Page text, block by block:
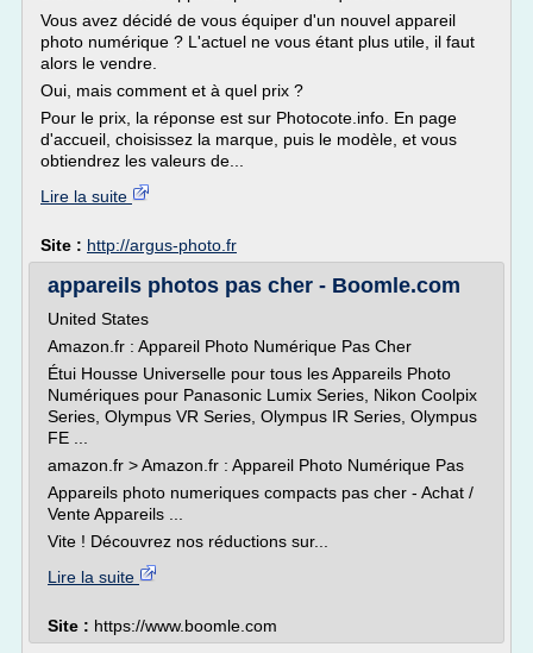
Vous avez décidé de vous équiper d'un nouvel appareil
photo numérique ? L'actuel ne vous étant plus utile, il faut
alors le vendre.
Oui, mais comment et à quel prix ?
Pour le prix, la réponse est sur Photocote.info. En page
d'accueil, choisissez la marque, puis le modèle, et vous
obtiendrez les valeurs de...
Lire la suite
Site : http://argus-photo.fr
appareils photos pas cher - Boomle.com
United States
Amazon.fr : Appareil Photo Numérique Pas Cher
Étui Housse Universelle pour tous les Appareils Photo
Numériques pour Panasonic Lumix Series, Nikon Coolpix
Series, Olympus VR Series, Olympus IR Series, Olympus
FE ...
amazon.fr > Amazon.fr : Appareil Photo Numérique Pas
Appareils photo numeriques compacts pas cher - Achat /
Vente Appareils ...
Vite ! Découvrez nos réductions sur...
Lire la suite
Site : https://www.boomle.com